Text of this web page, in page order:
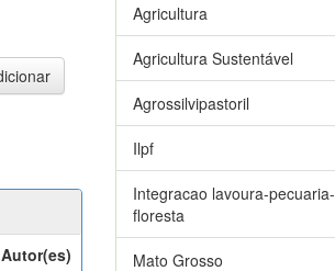
Autor(es)
Agricultura
Agricultura Sustentável
Agrossilvipastoril
Ilpf
Integracao lavoura-pecuaria-
floresta
Mato Grosso